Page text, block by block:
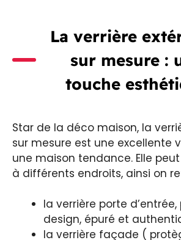
La verrière
sur mesure :
touche
Star de la déco maison, la
sur mesure est une excellente
une maison tendance. Elle
à différents endroits, ainsi on
la verrière porte
design, épuré et
la verrière façade (